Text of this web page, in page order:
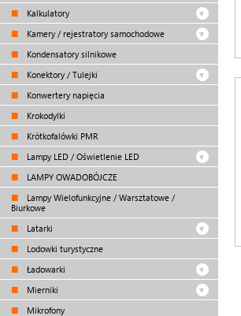
Kalkulatory
Kamery / rejestratory samochodowe
Kondensatory silnikowe
Konektory / Tulejki
Konwertery napięcia
Krokodylki
Krótkofalówki PMR
Lampy LED / Oświetlenie LED
LAMPY OWADOBÓJCZE
Lampy Wielofunkcyjne / Warsztatowe /
Biurkowe
Latarki
Lodowki turystyczne
Ładowarki
Mierniki
Mikrofony